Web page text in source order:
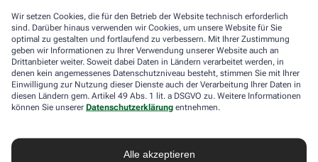
Wir setzen Cookies, die für den Betrieb der Website technisch erforderlich
sind. Darüber hinaus verwenden wir Cookies, um unsere Website für Sie
optimal zu gestalten und fortlaufend zu verbessern. Mit Ihrer Zustimmung
geben wir Informationen zu Ihrer Verwendung unserer Website auch an
Drittanbieter weiter. Soweit dabei Daten in Ländern verarbeitet werden, in
denen kein angemessenes Datenschutzniveau besteht, stimmen Sie mit Ihrer
Einwilligung zur Nutzung dieser Dienste auch der Verarbeitung Ihrer Daten in
diesen Ländern gem. Artikel 49 Abs. 1 lit. a DSGVO zu. Weitere Informationen
können Sie unserer Datenschutzerklärung entnehmen.
Alle akzeptieren
Sie
ein
Mensch?
Dann
wählen
Sie
bitte
die
1 2 3
Ich möchte den im Namen meiner Apotheke versandten News-
Service abonnieren, der von der Alliance Healthcare Deutschland
GmbH (AHD) angeboten wird. Hiermit willige ich ein, dass AHD
meine E-Mail-Adresse zum Versand des News-Service
verarbeitet. AHD setzt für den Versand und die Analyse des
Newsletters den Dienstleister Emarsys ein. Die Einwilligung